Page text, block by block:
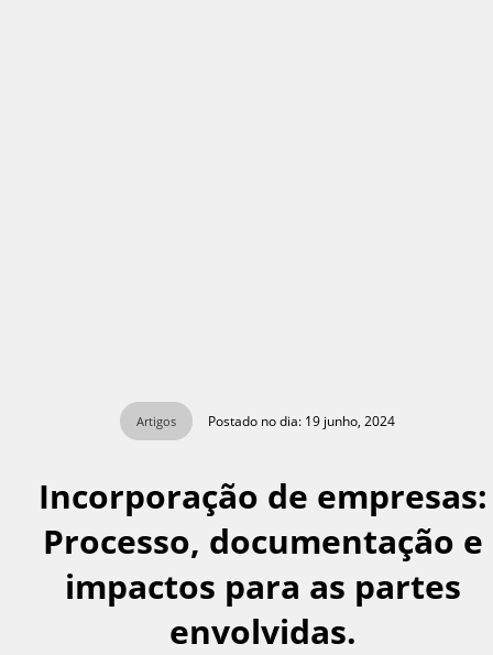
Artigos Postado no dia: 19 junho, 2024
Incorporação de empresas:
Processo, documentação e
impactos para as partes
envolvidas.